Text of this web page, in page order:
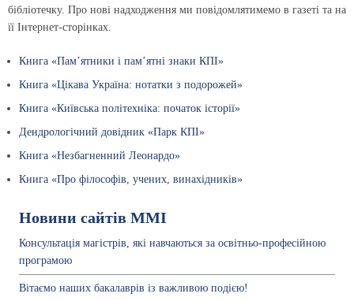
бібліотечку. Про нові надходження ми повідомлятимемо в газеті та на
її Інтернет-сторінках.
Книга «Пам’ятники і пам’ятні знаки КПІ»
Книга «Цікава Україна: нотатки з подорожей»
Книга «Київська політехніка: початок історії»
Дендрологічний довідник «Парк КПІ»
Книга «Незбагненний Леонардо»
Книга «Про філософів, учених, винахідників»
Новини сайтів ММІ
Консультація магістрів, які навчаються за освітньо-професійною
програмою
Вітаємо наших бакалаврів із важливою подією!